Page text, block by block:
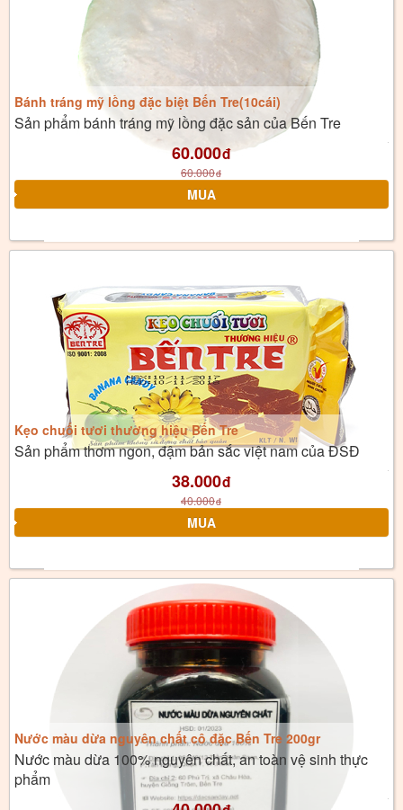
Bánh tráng mỹ lồng đặc biệt Bến Tre(10cái)
Sản phẩm bánh tráng mỹ lồng đặc sản của Bến Tre
60.000đ
60.000đ
Kẹo chuối tươi thương hiệu Bến Tre
Sản phẩm thơm ngon, đậm bản sắc việt nam của ĐSĐ
38.000đ
40.000đ
Nước màu dừa nguyên chất cô đặc Bến Tre 200gr
Nước màu dừa 100% nguyên chất, an toàn vệ sinh thực
phẩm